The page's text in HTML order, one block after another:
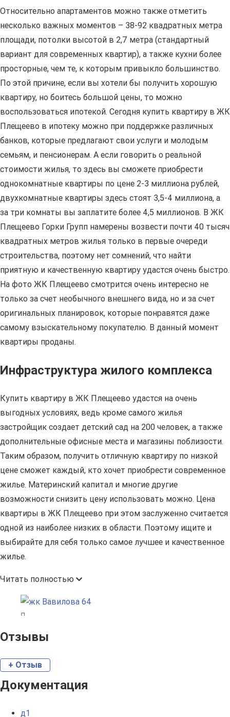
Относительно апартаментов можно также отметить
несколько важных моментов – 38-92 квадратных метра
площади, потолки высотой в 2,7 метра (стандартный
вариант для современных квартир), а также кухни более
просторные, чем те, к которым привыкло большинство.
По этой причине, если вы хотели бы получить хорошую
квартиру, но боитесь большой цены, то можно
воспользоваться ипотекой. Сегодня купить квартиру в ЖК
Плещеево в ипотеку можно при поддержке различных
банков, которые предлагают свои услуги и молодым
семьям, и пенсионерам. А если говорить о реальной
стоимости жилья, то здесь вы сможете приобрести
однокомнатные квартиры по цене 2-3 миллиона рублей,
двухкомнатные квартиры здесь стоят 3,5-4 миллиона, а
за три комнаты вы заплатите более 4,5 миллионов. В ЖК
Плещеево Горки Групп намерены возвести почти 40 тысяч
квадратных метров жилья только в первые очереди
строительства, поэтому нет сомнений, что найти
приятную и качественную квартиру удастся очень быстро.
На фото ЖК Плещеево смотрится очень интересно не
только за счет необычного внешнего вида, но и за счет
оригинальных планировок, которые понравятся даже
самому взыскательному покупателю. В данный момент
квартиры проданы.
Инфраструктура жилого комплекса
Купить квартиру в ЖК Плещеево удастся на очень
выгодных условиях, ведь кроме самого жилья
застройщик создает детский сад на 200 человек, а также
дополнительные офисные места и магазины поблизости.
Таким образом, получить отличную квартиру по низкой
цене сможет каждый, кто хочет приобрести современное
жилье. Материнский капитал и многие другие
возможности снизить цену использовать можно. Цена
квартиры в ЖК Плещеево при этом заслуженно считается
одной из наиболее низких в области. Поэтому ищите и
выбирайте для себя только самое лучшее и качественное
жилье.
Читать полностью
Отзывы
+ Отзыв
Документация
д1